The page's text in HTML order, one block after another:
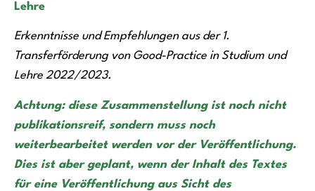
Lehre
Erkenntnisse und Empfehlungen aus der 1.
Transferförderung von Good-Practice in Studium und
Lehre 2022/2023.
Achtung: diese Zusammenstellung ist noch nicht
publikationsreif, sondern muss noch
weiterbearbeitet werden vor der Veröffentlichung.
Dies ist aber geplant, wenn der Inhalt des Textes
für eine Veröffentlichung aus Sicht des